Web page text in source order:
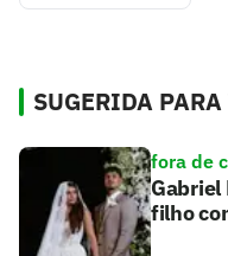
SUGERIDA PARA
fora de
Gabriel
filho